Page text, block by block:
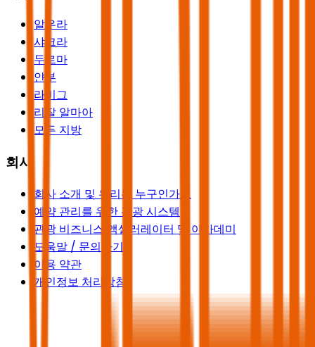
알우라
샤크라
두르마
얀부
라비그
리잘 알마아
모든 지방
회사
회사 소개 및 우리는 누구인가요
예약 관리를 위한 관광 시스템
관광 비즈니스 액셀러레이터 및 아카데미
도움말 / 문의하기
이용 약관
개인정보 처리방침